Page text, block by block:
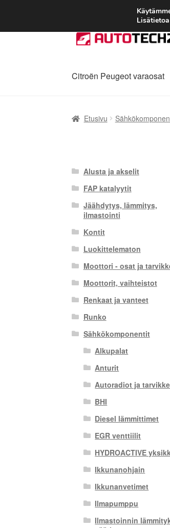
Siirry
navigointiin
Siirry
sisältöön
Citroën Peugeot varaosat
Etusivu
Alusta ja akselit
FAP katalyytit
Jäähdytys, lämmitys,
ilmastointi
Kontit
Luokittelematon
Moottori - osat ja
Moottorit, vaihteistot
Renkaat ja vanteet
Runko
Sähkökomponentit
Alkupalat
Anturit
Autoradiot ja
BHI
Diesel lämmittimet
EGR venttiilit
HYDROACTIVE
Ikkunanohjain
Ikkunanvetimet
Ilmapumppu
Ilmastoinnin